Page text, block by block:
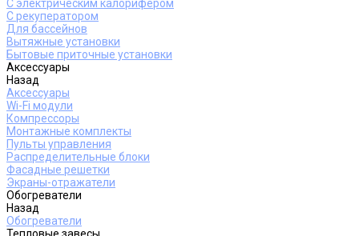
С электрическим калорифером
С рекуператором
Для бассейнов
Вытяжные установки
Бытовые приточные установки
Аксессуары
Назад
Аксессуары
Wi-Fi модули
Компрессоры
Монтажные комплекты
Пульты управления
Распределительные блоки
Фасадные решетки
Экраны-отражатели
Обогреватели
Назад
Обогреватели